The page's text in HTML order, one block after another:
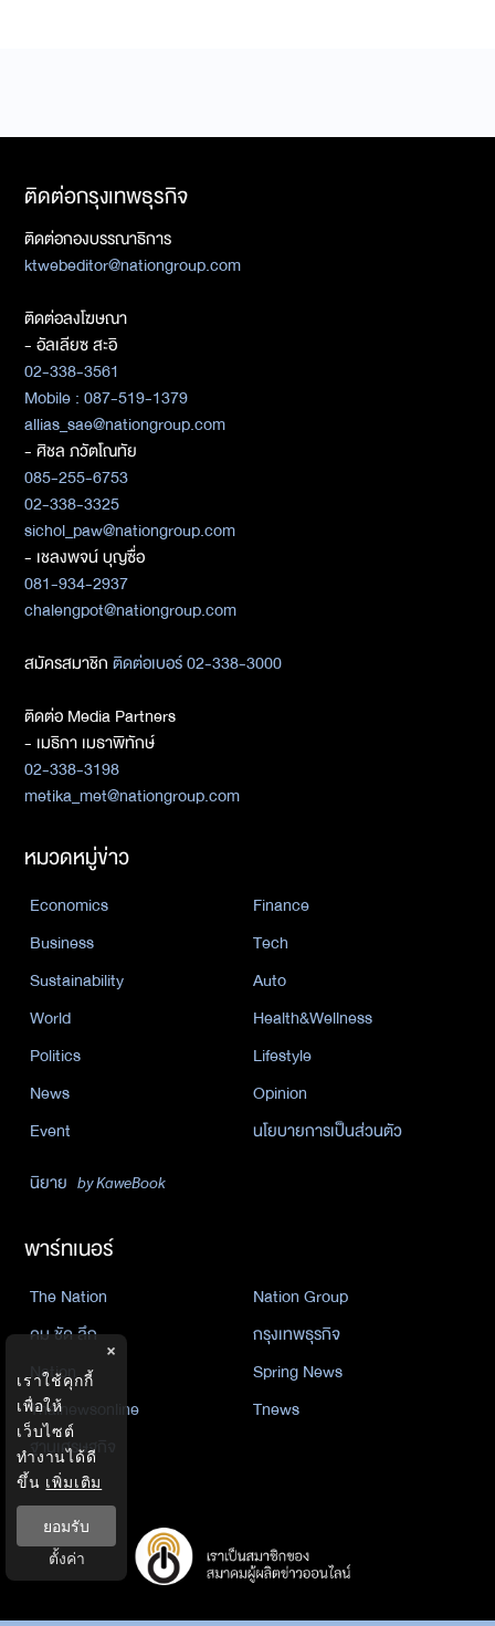
ติดต่อกรุงเทพธุรกิจ
ติดต่อกองบรรณาธิการ
ktwebeditor@nationgroup.com
ติดต่อลงโฆษณา
- อัลเลียซ สะอิ
02-338-3561
Mobile : 087-519-1379
allias_sae@nationgroup.com
- ศิชล ภวัตโณทัย
085-255-6753
02-338-3325
sichol_paw@nationgroup.com
- เชลงพจน์ บุญซื่อ
081-934-2937
chalengpot@nationgroup.com
สมัครสมาชิกติดต่อเบอร์ 02-338-3000
ติดต่อ Media Partners
- เมธิกา เมธาพิทักษ์
02-338-3198
metika_met@nationgroup.com
หมวดหมู่ข่าว
Economics
Finance
Business
Tech
Sustainability
Auto
World
Health&Wellness
Politics
Lifestyle
News
Opinion
Event
นโยบายการเป็นส่วนตัว
นิยาย by KaweBook
พาร์ทเนอร์
The Nation
Nation Group
คม ชัด ลึก
กรุงเทพธุรกิจ
Nation
Spring News
Thainewsonline
Tnews
ฐานเศรษฐกิจ
×
เราใช้คุกกี้
เพื่อให้
เว็บไซต์
ทำงานได้ดี
ขึ้น เพิ่มเติม
ยอมรับ
ตั้งค่า